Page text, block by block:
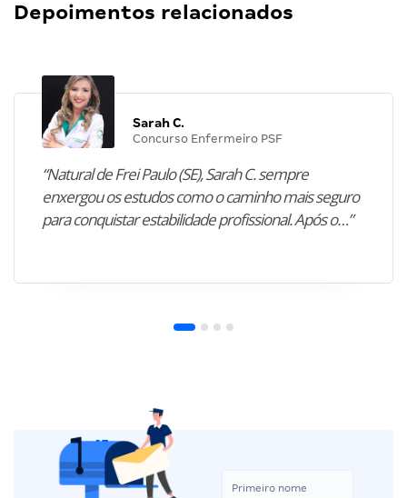
Depoimentos relacionados
Sarah C.
Concurso Enfermeiro PSF
“Natural de Frei Paulo (SE), Sarah C. sempre
enxergou os estudos como o caminho mais seguro
para conquistar estabilidade profissional. Após o…”